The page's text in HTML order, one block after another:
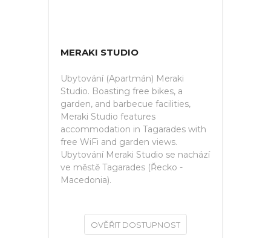
MERAKI STUDIO
Ubytování (Apartmán) Meraki
Studio. Boasting free bikes, a
garden, and barbecue facilities,
Meraki Studio features
accommodation in Tagarades with
free WiFi and garden views.
Ubytování Meraki Studio se nachází
ve městě Tagarades (Řecko -
Macedonia).
OVĚŘIT DOSTUPNOST